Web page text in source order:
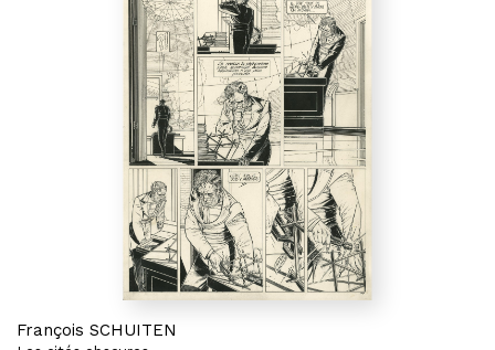
François SCHUITEN